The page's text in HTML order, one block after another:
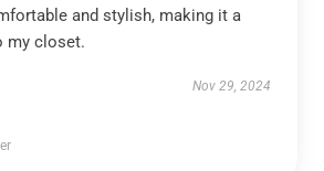
and stylish, making it a
my closet.
Nov 29, 2024